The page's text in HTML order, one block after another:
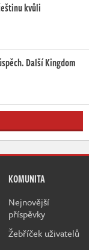
kvůli
Další Kingdom
KOMUNITA
Nejnovější
příspěvky
Žebříček uživatelů